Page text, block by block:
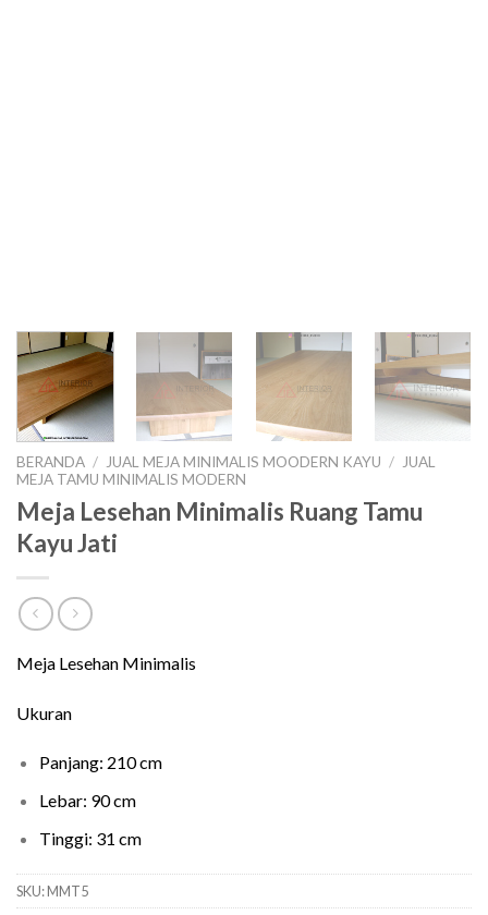
BERANDA / JUAL MEJA MINIMALIS MOODERN KAYU / JUAL
MEJA TAMU MINIMALIS MODERN
Meja Lesehan Minimalis Ruang Tamu
Kayu Jati
Meja Lesehan Minimalis
Ukuran
Panjang: 210 cm
Lebar: 90 cm
Tinggi: 31 cm
SKU:MMT5